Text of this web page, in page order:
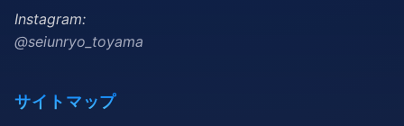
Instagram:
@seiunryo_toyama
サイトマップ